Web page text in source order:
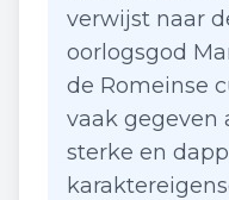
verwijst naar
oorlogsgod
de Romeinse
vaak gegeven
sterke en